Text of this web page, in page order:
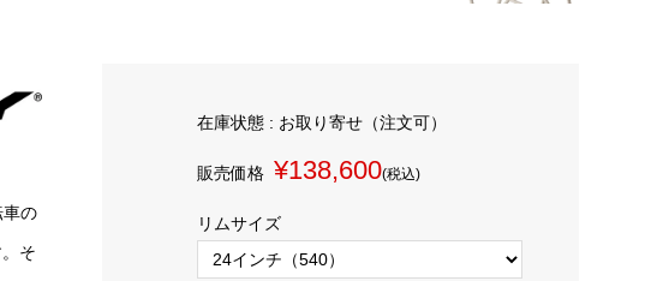
の
そ
在庫状態 : お取り寄せ（注文可）
販売価格 ¥138,600(税込)
リムサイズ